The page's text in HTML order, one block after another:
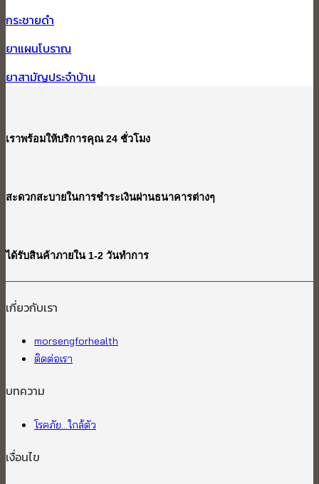
กระชายดำ
ยาแผนโบราณ
ยาสามัญประจำบ้าน
เราพร้อมให้บริการคุณ 24 ชั่วโมง
สะดวกสะบายในการชำระเงินผ่านธนาคารต่างๆ
ได้รับสินค้าภายใน 1-2 วันทำการ
เกี่ยวกับเรา​
morsengforhealth
ติดต่อเรา
บทความ
โรคภัย...ใกล้ตัว
เงื่อนไข